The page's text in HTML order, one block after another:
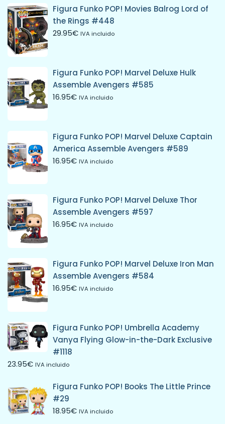
Figura Funko POP! Movies Balrog Lord of
the Rings #448
29.95€ IVA incluido
Figura Funko POP! Marvel Deluxe Hulk
Assemble Avengers #585
16.95€ IVA incluido
Figura Funko POP! Marvel Deluxe Captain
America Assemble Avengers #589
16.95€ IVA incluido
Figura Funko POP! Marvel Deluxe Thor
Assemble Avengers #597
16.95€ IVA incluido
Figura Funko POP! Marvel Deluxe Iron Man
Assemble Avengers #584
16.95€ IVA incluido
Figura Funko POP! Umbrella Academy
Vanya Flying Glow-in-the-Dark Exclusive
#1118
23.95€ IVA incluido
Figura Funko POP! Books The Little Prince
#29
18.95€ IVA incluido